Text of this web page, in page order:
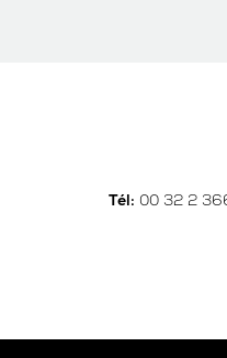
Tél: 00 32 2